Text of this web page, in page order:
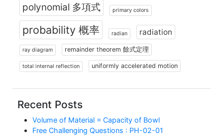
polynomial 多項式 primary colors
probability 概率 radian radiation
ray diagram remainder theorem 餘式定理
total internal reflection uniformly accelerated motion
Recent Posts
Volume of Material = Capacity of Bowl
Free Challenging Questions : PH-02-01